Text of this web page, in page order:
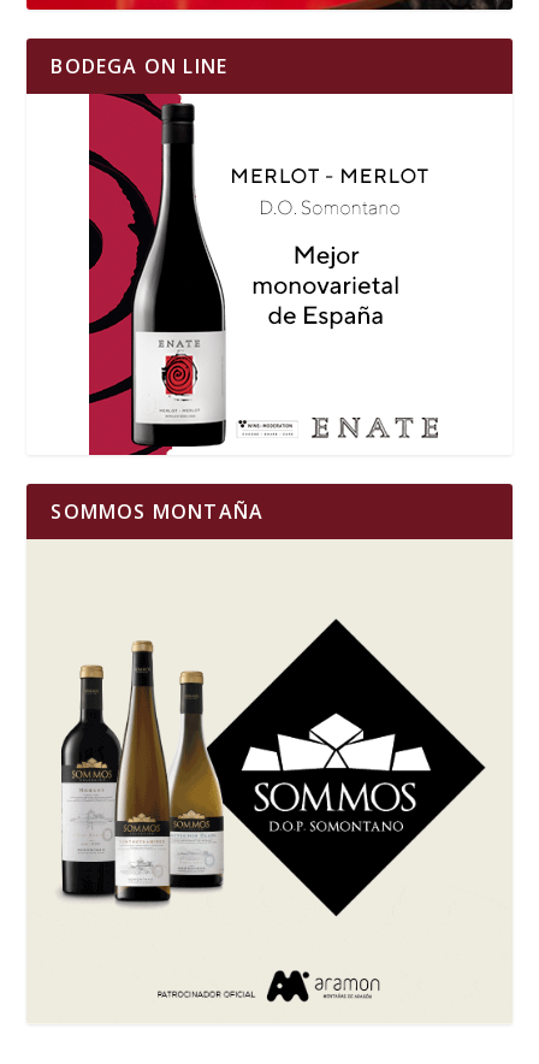
BODEGA ON LINE
SOMMOS MONTAÑA